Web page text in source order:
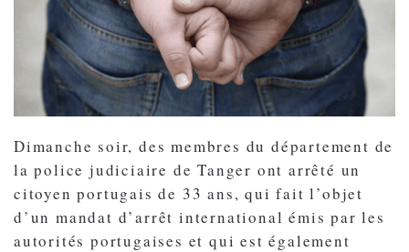
Dimanche soir, des membres du département de
la police judiciaire de Tanger ont arrêté un
citoyen portugais de 33 ans, qui fait l’objet
d’un mandat d’arrêt international émis par les
autorités portugaises et qui est également